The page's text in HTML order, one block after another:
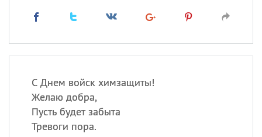
С Днем войск химзащиты!
Желаю добра,
Пусть будет забыта
Тревоги пора.